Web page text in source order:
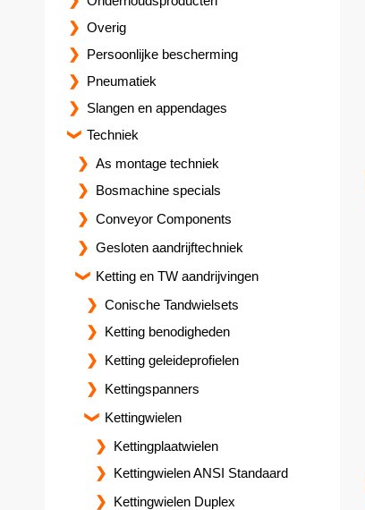
Overig
Persoonlijke bescherming
Pneumatiek
Slangen en appendages
Techniek
As montage techniek
Bosmachine specials
Conveyor Components
Gesloten aandrijftechniek
Ketting en TW aandrijvingen
Conische Tandwielsets
Ketting benodigheden
Ketting geleideprofielen
Kettingspanners
Kettingwielen
Kettingplaatwielen
Kettingwielen ANSI Standaard
Kettingwielen Duplex